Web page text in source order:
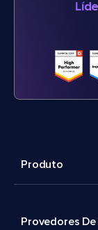
Produto
Provedores De